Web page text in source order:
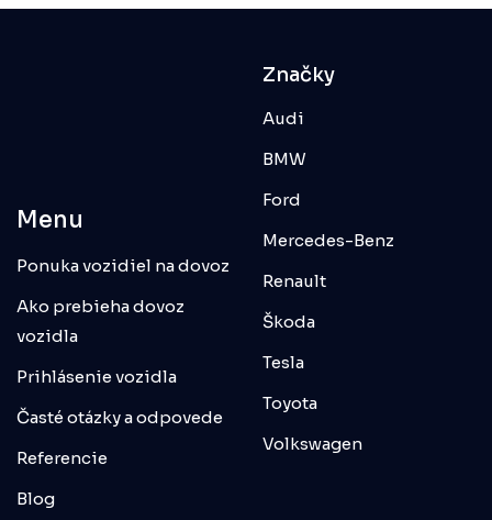
Menu
Ponuka vozidiel na dovoz
Ako prebieha dovoz
vozidla
Prihlásenie vozidla
Časté otázky a odpovede
Referencie
Blog
Značky
Audi
BMW
Ford
Mercedes-Benz
Renault
Škoda
Tesla
Toyota
Volkswagen